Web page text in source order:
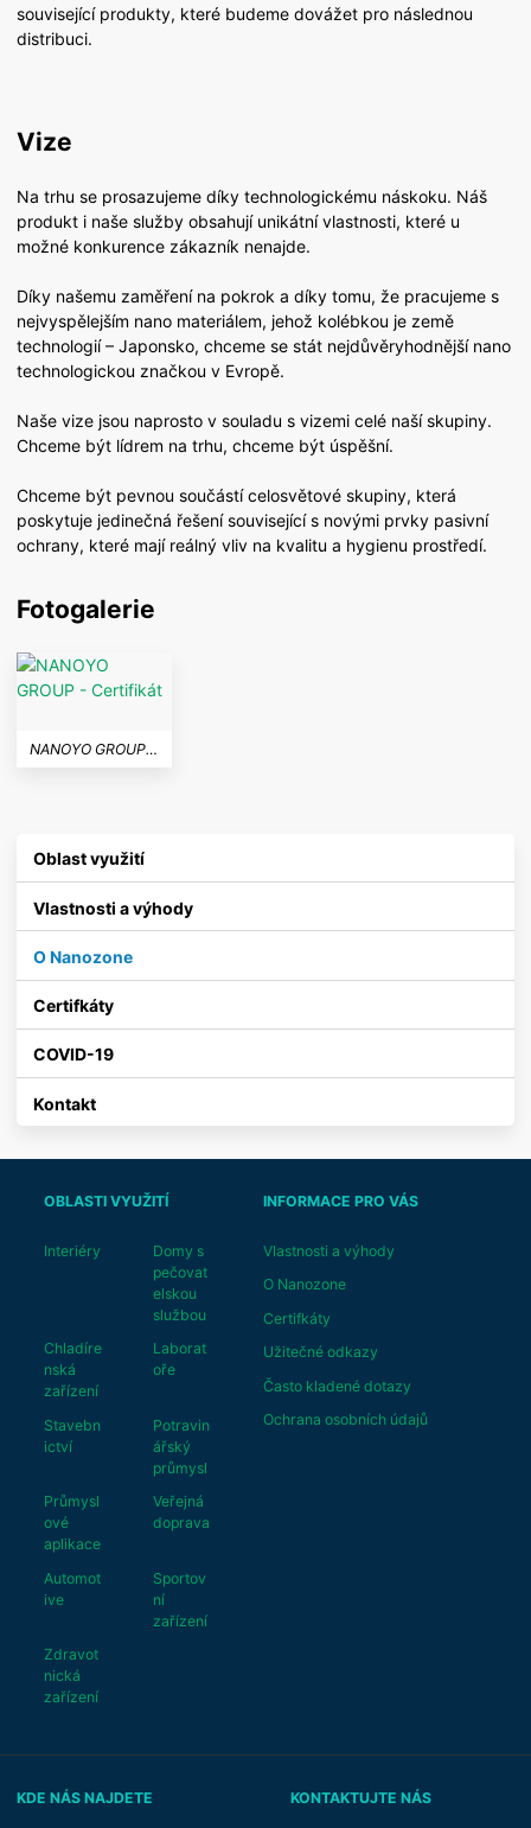
související produkty, které budeme dovážet pro následnou
distribuci.
Vize
Na trhu se prosazujeme díky technologickému náskoku. Náš
produkt i naše služby obsahují unikátní vlastnosti, které u
možné konkurence zákazník nenajde.
Díky našemu zaměření na pokrok a díky tomu, že pracujeme s
nejvyspělejším nano materiálem, jehož kolébkou je země
technologií – Japonsko, chceme se stát nejdůvěryhodnější nano
technologickou značkou v Evropě.
Naše vize jsou naprosto v souladu s vizemi celé naší skupiny.
Chceme být lídrem na trhu, chceme být úspěšní.
Chceme být pevnou součástí celosvětové skupiny, která
poskytuje jedinečná řešení související s novými prvky pasivní
ochrany, které mají reálný vliv na kvalitu a hygienu prostředí.
Fotogalerie
NANOYO GROUP - Certifikát
Oblast využití
Vlastnosti a výhody
O Nanozone
Certifkáty
COVID-19
Kontakt
OBLASTI VYUŽITÍ
Interiéry
Domy s
pečovat
elskou
službou
Chladíre
nská
zařízení
Laborat
oře
Stavebn
ictví
Potravin
ářský
průmysl
Průmysl
ové
aplikace
Veřejná
doprava
Automot
ive
Sportov
ní
zařízení
Zdravot
nická
zařízení
INFORMACE PRO VÁS
Vlastnosti a výhody
O Nanozone
Certifkáty
Užitečné odkazy
Často kladené dotazy
Ochrana osobních údajů
KDE NÁS NAJDETE KONTAKTUJTE NÁS